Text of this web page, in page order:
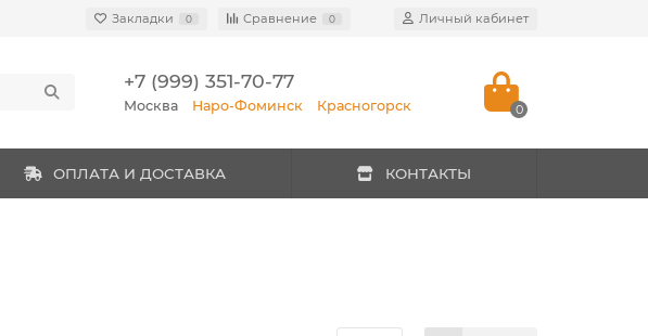
Закладки 0 Сравнение 0 Личный кабинет
+7 (999) 351-70-77
Москва Наро-Фоминск Красногорск 0
ОПЛАТА И ДОСТАВКА КОНТАКТЫ